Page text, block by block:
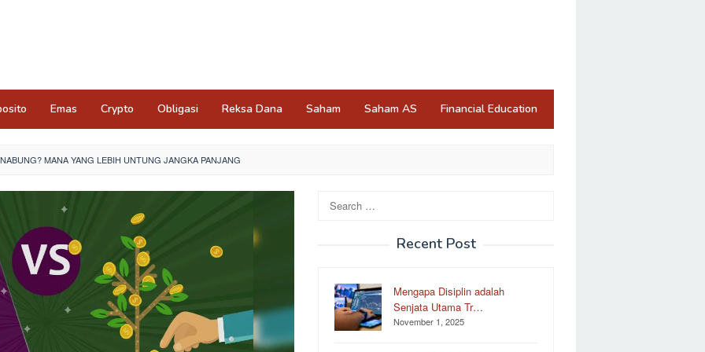
Emas Crypto Obligasi Reksa Dana Saham Saham AS Financial Education
MANA YANG LEBIH UNTUNG JANGKA PANJANG
Search
for:
Recent Post
Mengapa Disiplin adalah
Senjata Utama Tr…
November 1, 2025